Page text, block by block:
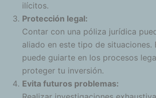
ilícitos.
Protección legal:
Contar con una póliza jurídica
aliado en este tipo de situaciones.
puede guiarte en los procesos
proteger tu inversión.
Evita futuros problemas: